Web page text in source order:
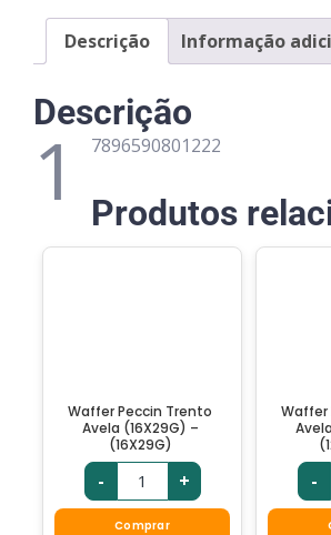
Descrição Informação
Descrição
1 7896590801222
Produtos
Waffer Peccin Trento
Avela (16X29G) –
(16X29G)
- +
Comprar
Waffer
-